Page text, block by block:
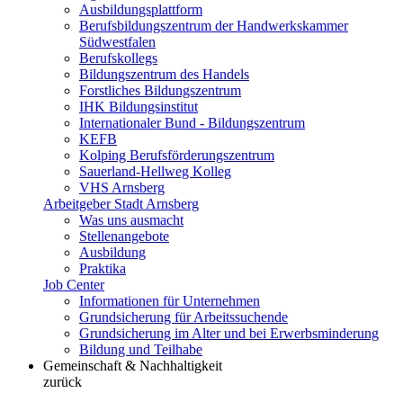
Ausbildungsplattform
Berufsbildungszentrum der Handwerkskammer
Südwestfalen
Berufskollegs
Bildungszentrum des Handels
Forstliches Bildungszentrum
IHK Bildungsinstitut
Internationaler Bund - Bildungszentrum
KEFB
Kolping Berufsförderungszentrum
Sauerland-Hellweg Kolleg
VHS Arnsberg
Arbeitgeber Stadt Arnsberg
Was uns ausmacht
Stellenangebote
Ausbildung
Praktika
Job Center
Informationen für Unternehmen
Grundsicherung für Arbeitssuchende
Grundsicherung im Alter und bei Erwerbsminderung
Bildung und Teilhabe
Gemeinschaft & Nachhaltigkeit
zurück